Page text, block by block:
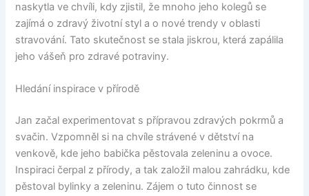
naskytla ve chvíli, kdy zjistil, že mnoho jeho kolegů se
zajímá o zdravý životní styl a o nové trendy v oblasti
stravování. Tato skutečnost se stala jiskrou, která zapálila
jeho vášeň pro zdravé potraviny.
Hledání inspirace v přírodě
Jan začal experimentovat s přípravou zdravých pokrmů a
svačin. Vzpomněl si na chvíle strávené v dětství na
venkově, kde jeho babička pěstovala zeleninu a ovoce.
Inspiraci čerpal z přírody, a tak založil malou zahrádku, kde
pěstoval bylinky a zeleninu. Zájem o tuto činnost se